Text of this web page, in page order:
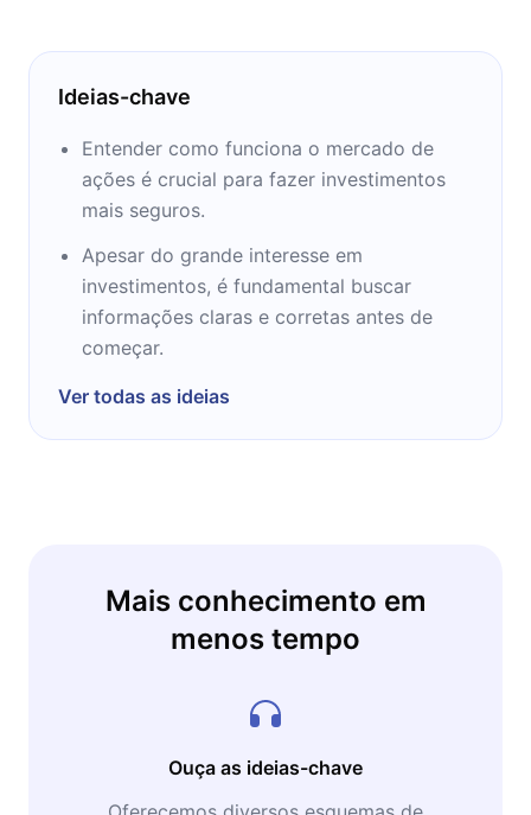
Ideias-chave
Entender como funciona o mercado de
ações é crucial para fazer investimentos
mais seguros.
Apesar do grande interesse em
investimentos, é fundamental buscar
informações claras e corretas antes de
começar.
Ver todas as ideias
Mais conhecimento em
menos tempo
Ouça as ideias-chave